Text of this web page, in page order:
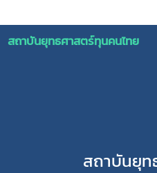
สถาบันยุทธศาสตร์ทุนคนไทย
สถาบันยุท